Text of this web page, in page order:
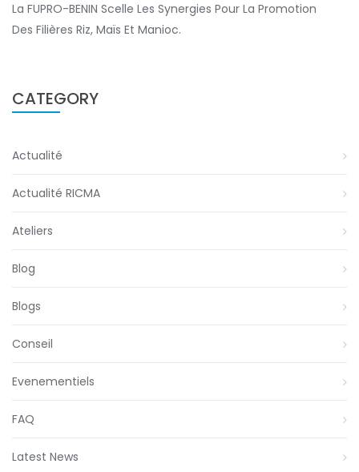
La FUPRO-BENIN Scelle Les Synergies Pour La Promotion
Des Filières Riz, Maïs Et Manioc.
CATEGORY
Actualité
Actualité RICMA
Ateliers
Blog
Blogs
Conseil
Evenementiels
FAQ
Latest News